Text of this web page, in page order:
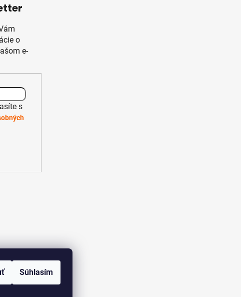
Súhlasím
o
e-
s